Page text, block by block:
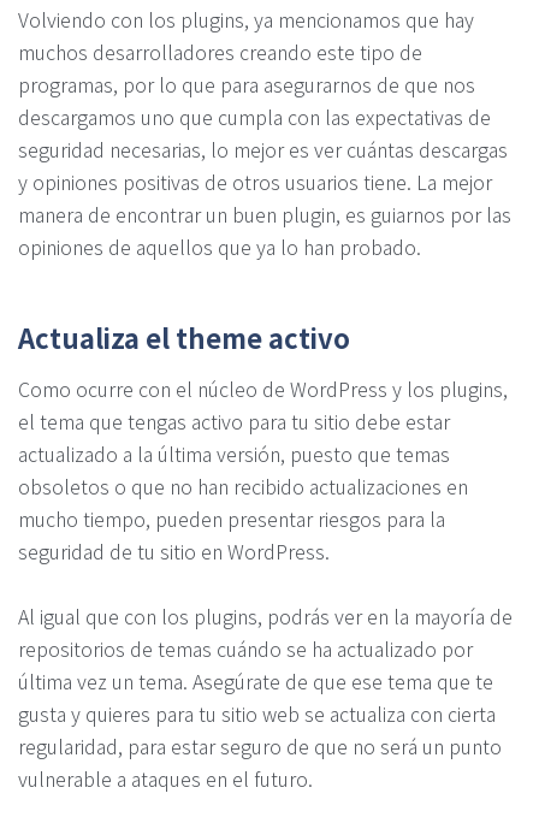
Volviendo con los plugins, ya mencionamos que hay
muchos desarrolladores creando este tipo de
programas, por lo que para asegurarnos de que nos
descargamos uno que cumpla con las expectativas de
seguridad necesarias, lo mejor es ver cuántas descargas
y opiniones positivas de otros usuarios tiene. La mejor
manera de encontrar un buen plugin, es guiarnos por las
opiniones de aquellos que ya lo han probado.
Actualiza el theme activo
Como ocurre con el núcleo de WordPress y los plugins,
el tema que tengas activo para tu sitio debe estar
actualizado a la última versión, puesto que temas
obsoletos o que no han recibido actualizaciones en
mucho tiempo, pueden presentar riesgos para la
seguridad de tu sitio en WordPress.
Al igual que con los plugins, podrás ver en la mayoría de
repositorios de temas cuándo se ha actualizado por
última vez un tema. Asegúrate de que ese tema que te
gusta y quieres para tu sitio web se actualiza con cierta
regularidad, para estar seguro de que no será un punto
vulnerable a ataques en el futuro.